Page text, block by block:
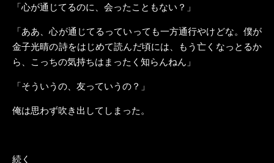
「心が通じてるのに、会ったこともない？」
「ああ、心が通じてるっていっても一方通行やけどな。僕が
金子光晴の詩をはじめて読んだ頃には、もう亡くなっとるか
ら、こっちの気持ちはまったく知らんねん」
「そういうの、友っていうの？」
俺は思わず吹き出してしまった。
続く